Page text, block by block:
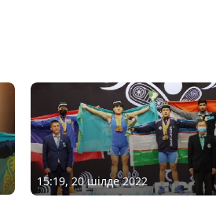
15:19, 20 шілде 2022